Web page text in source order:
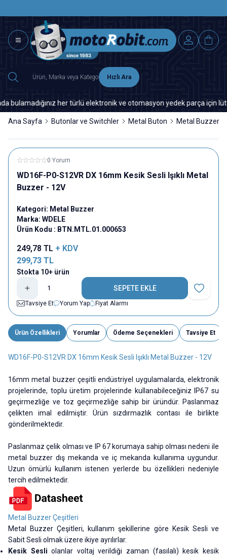
Hızlı Ara
her türlü elektronik ve otomasyon yedek parça için lütfen
Ana Sayfa Butonlar ve Switchler Metal Buton Metal Buzzer
0 Yorum
WD16F-P0-S12VR DX 16mm Kesik Sesli Işıklı Metal
Buzzer - 12V
Kategori: Metal Buzzer
Marka: WDELE
Ürün Kodu : BTN.MTL.01.000653
249,78 TL + KDV
299,73 TL
Stokta 10+ ürün
SEPETE EKLE
Favoriye
Tavsiye Et
Yorum Yap Fiyat Alarmı
Ürün Özellikleri Yorumlar Ödeme Seçenekleri Tavsiye Et
WD16F-P0-S12VR DX 16mm Kesik Sesli Işıklı Metal Buzzer - 12V
16mm metal buzzer çeşitli endüstriyel uygulamalarda, elektronik
projelerinde, toplu üretim projelerinde kullanabileceğiniz IP67 su
geçirmezliğe ve toz geçirmezliğe sahip bir üründür. Paslanmaz
çelikten imal edilmiştir. Ürün sızdırmazlık contası ile birlikte
gönderilmektedir.
Paslanmaz çelik olması ve IP 67 korumaya sahip olması nedeni ile
metal buzzer dış mekanda ve iç mekanda kullanıma uygundur.
Uzun ömürlü kullanım istenen yerlerde bu özellikleri nedeniyle
tercih edilmektedir.
Metal Buzzer Çeşitleri
Metal Buzzer Çeşitleri, kullanım şekillerine göre Kesik Sesli ve
Sabit Sesli olmak üzere ikiye ayrılırlar.
Kesik Sesliolanlar voltaj verildiği zaman (fasılalı) kesik kesik